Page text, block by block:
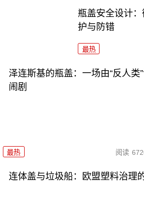
瓶盖安全设计
护与防错
最热
泽连斯基的瓶盖：一场由“反人类
闹剧
最热 阅读
连体盖与垃圾船：欧盟塑料治理